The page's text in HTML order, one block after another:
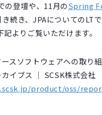
の登壇や、11月のSpring
続き、JPAについてのLTで
よりご覧いただけます。
スソフトウェアへの取り
イブス ｜ SCSK株式会社
product/oss/